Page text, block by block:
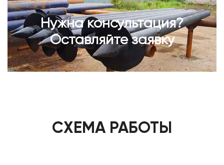
Нужна консультация?
Оставляйте заявку
СХЕМА РАБОТЫ